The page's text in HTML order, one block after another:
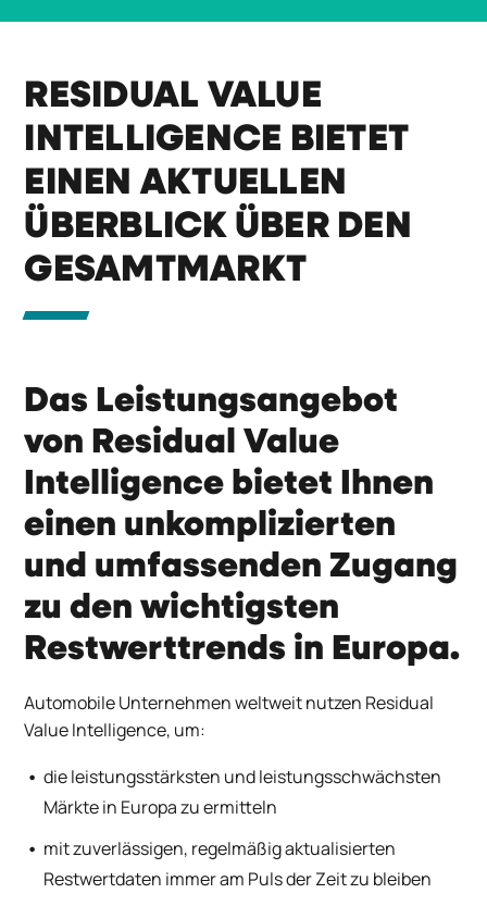
RESIDUAL VALUE
INTELLIGENCE BIETET
EINEN AKTUELLEN
ÜBERBLICK ÜBER DEN
GESAMTMARKT
Das Leistungsangebot
von Residual Value
Intelligence bietet Ihnen
einen unkomplizierten
und umfassenden Zugang
zu den wichtigsten
Restwerttrends in Europa.
Automobile Unternehmen weltweit nutzen Residual
Value Intelligence, um:
die leistungsstärksten und leistungsschwächsten
Märkte in Europa zu ermitteln
mit zuverlässigen, regelmäßig aktualisierten
Restwertdaten immer am Puls der Zeit zu bleiben